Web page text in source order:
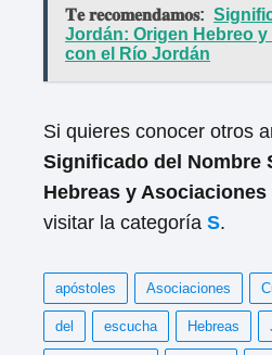
𝐓𝐞 𝐫𝐞𝐜𝐨𝐦𝐞𝐧𝐝𝐚𝐦𝐨𝐬:
Jordán: Origen Hebreo
con el Río Jordán
Si quieres conocer otros
Significado del Nombre
Hebreas y
visitar la categoría S.
apóstoles Asociaciones
del escucha Hebreas